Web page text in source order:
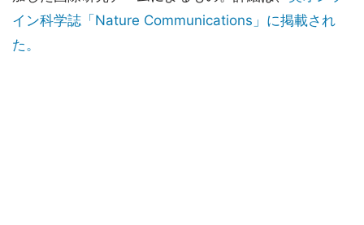
イン科学誌「Nature Communications」に掲載され
た。